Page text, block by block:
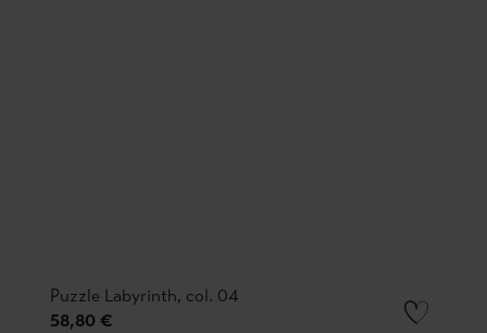
Puzzle Labyrinth, col. 04
58,80 €